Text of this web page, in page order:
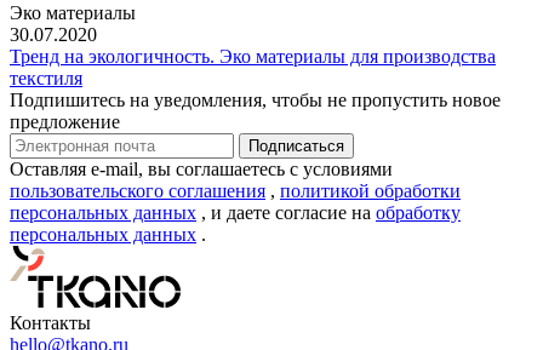
Эко материалы
30.07.2020
Тренд на экологичность. Эко материалы для производства
текстиля
Подпишитесь на уведомления, чтобы не пропустить новое
предложение
Оставляя e-mail, вы соглашаетесь с условиями
пользовательского соглашения , политикой обработки
персональных данных , и даете согласие на обработку
персональных данных .
Контакты
hello@tkano.ru